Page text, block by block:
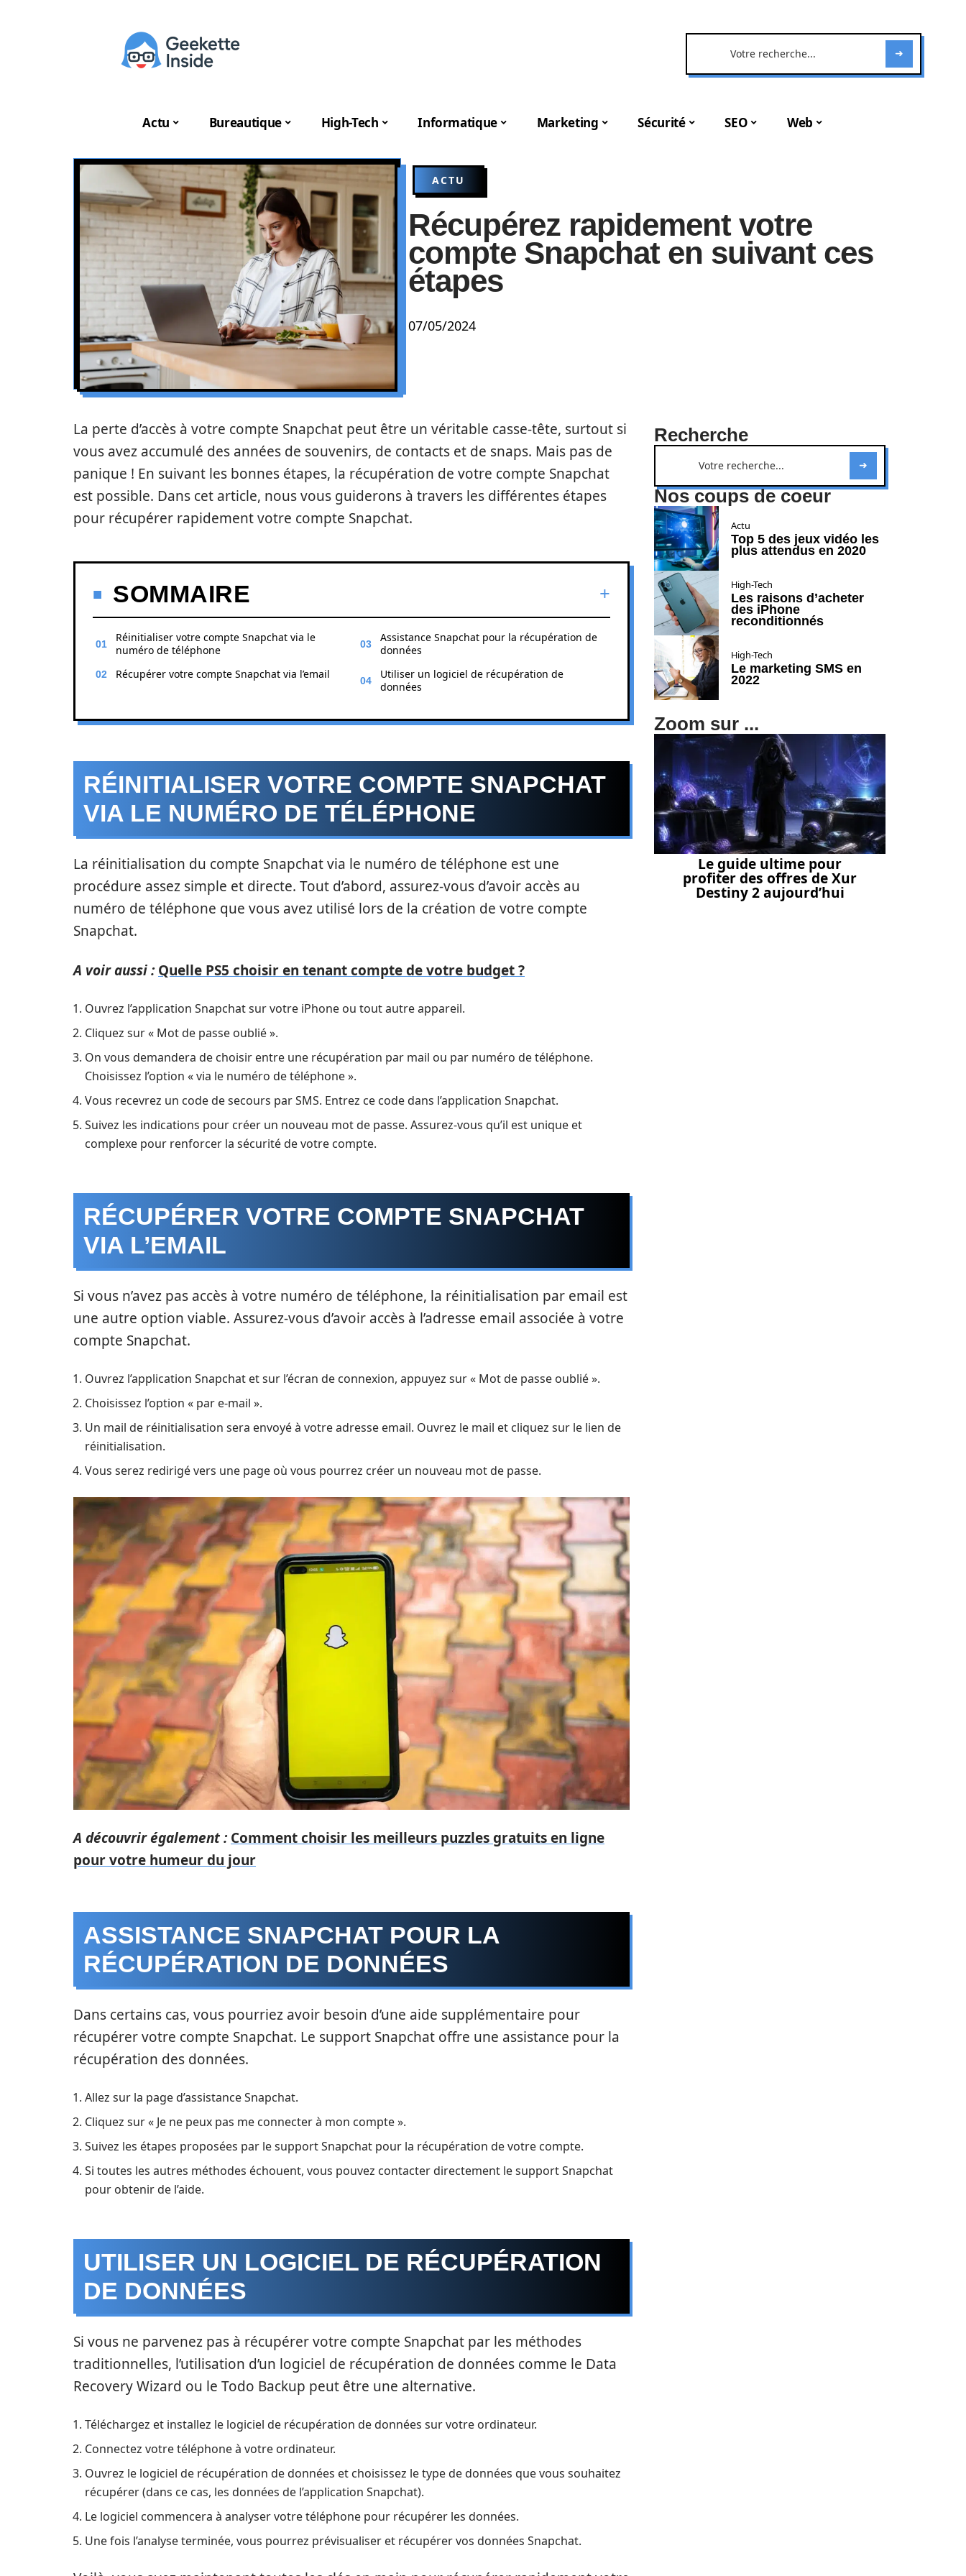
Actu Bureautique High-Tech Informatique Marketing Sécurité SEO Web
ACTU
Récupérez rapidement votre
compte Snapchat en suivant ces
étapes
07/05/2024
La perte d’accès à votre compte Snapchat peut être un véritable casse-tête, surtout si
vous avez accumulé des années de souvenirs, de contacts et de snaps. Mais pas de
panique ! En suivant les bonnes étapes, la récupération de votre compte Snapchat
est possible. Dans cet article, nous vous guiderons à travers les différentes étapes
pour récupérer rapidement votre compte Snapchat.
SOMMAIRE
Réinitialiser votre compte Snapchat via le
numéro de téléphone
Récupérer votre compte Snapchat via l’email
Assistance Snapchat pour la récupération de
données
Utiliser un logiciel de récupération de
données
RÉINITIALISER VOTRE COMPTE SNAPCHAT
VIA LE NUMÉRO DE TÉLÉPHONE
La réinitialisation du compte Snapchat via le numéro de téléphone est une
procédure assez simple et directe. Tout d’abord, assurez-vous d’avoir accès au
numéro de téléphone que vous avez utilisé lors de la création de votre compte
Snapchat.
A voir aussi : Quelle PS5 choisir en tenant compte de votre budget ?
Ouvrez l’application Snapchat sur votre iPhone ou tout autre appareil.
Cliquez sur « Mot de passe oublié ».
On vous demandera de choisir entre une récupération par mail ou par numéro de téléphone.
Choisissez l’option « via le numéro de téléphone ».
Vous recevrez un code de secours par SMS. Entrez ce code dans l’application Snapchat.
Suivez les indications pour créer un nouveau mot de passe. Assurez-vous qu’il est unique et
complexe pour renforcer la sécurité de votre compte.
RÉCUPÉRER VOTRE COMPTE SNAPCHAT
VIA L’EMAIL
Si vous n’avez pas accès à votre numéro de téléphone, la réinitialisation par email est
une autre option viable. Assurez-vous d’avoir accès à l’adresse email associée à votre
compte Snapchat.
Ouvrez l’application Snapchat et sur l’écran de connexion, appuyez sur « Mot de passe oublié ».
Choisissez l’option « par e-mail ».
Un mail de réinitialisation sera envoyé à votre adresse email. Ouvrez le mail et cliquez sur le lien de
réinitialisation.
Vous serez redirigé vers une page où vous pourrez créer un nouveau mot de passe.
A découvrir également : Comment choisir les meilleurs puzzles gratuits en ligne
pour votre humeur du jour
ASSISTANCE SNAPCHAT POUR LA
RÉCUPÉRATION DE DONNÉES
Dans certains cas, vous pourriez avoir besoin d’une aide supplémentaire pour
récupérer votre compte Snapchat. Le support Snapchat offre une assistance pour la
récupération des données.
Allez sur la page d’assistance Snapchat.
Cliquez sur « Je ne peux pas me connecter à mon compte ».
Suivez les étapes proposées par le support Snapchat pour la récupération de votre compte.
Si toutes les autres méthodes échouent, vous pouvez contacter directement le support Snapchat
pour obtenir de l’aide.
UTILISER UN LOGICIEL DE RÉCUPÉRATION
DE DONNÉES
Si vous ne parvenez pas à récupérer votre compte Snapchat par les méthodes
traditionnelles, l’utilisation d’un logiciel de récupération de données comme le Data
Recovery Wizard ou le Todo Backup peut être une alternative.
Téléchargez et installez le logiciel de récupération de données sur votre ordinateur.
Connectez votre téléphone à votre ordinateur.
Ouvrez le logiciel de récupération de données et choisissez le type de données que vous souhaitez
récupérer (dans ce cas, les données de l’application Snapchat).
Le logiciel commencera à analyser votre téléphone pour récupérer les données.
Une fois l’analyse terminée, vous pourrez prévisualiser et récupérer vos données Snapchat.
Recherche
Nos coups de coeur
Actu
Top 5 des jeux vidéo les
plus attendus en 2020
High-Tech
Les raisons d’acheter
des iPhone
reconditionnés
High-Tech
Le marketing SMS en
2022
Zoom sur ...
Le guide ultime pour
profiter des offres de Xur
Destiny 2 aujourd’hui